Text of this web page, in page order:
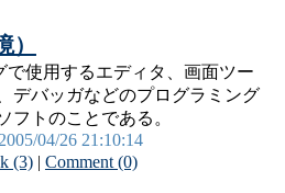
使用するエディタ、画面ツー
デバッガなどのプログラミング
フトのことである。
2005/04/26 21:10:14
(3)| Comment (0)